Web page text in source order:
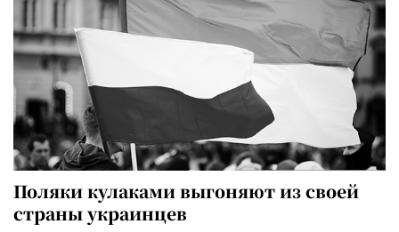
Поляки кулаками выгоняют из своей
страны украинцев